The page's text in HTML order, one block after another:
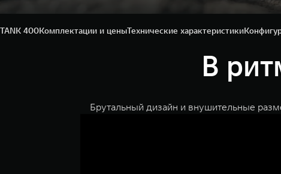
TANK 400Комплектации и ценыТехнические характеристики
В
Брутальный дизайн и внушительные